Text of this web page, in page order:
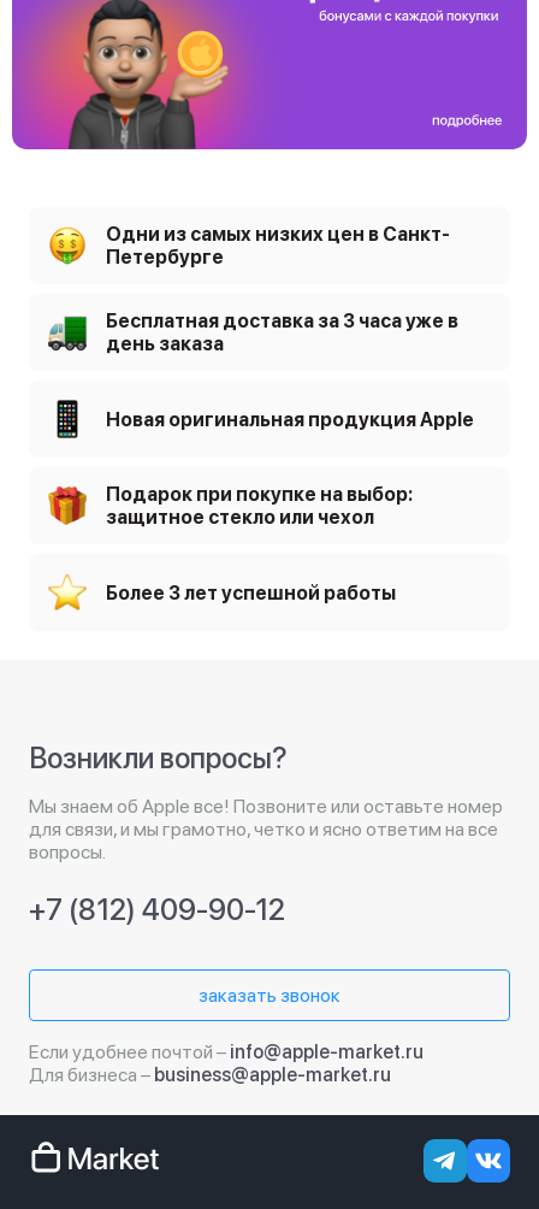
Одни из самых низких цен в Санкт-
Петербурге
Бесплатная доставка за 3 часа уже в
день заказа
Новая оригинальная продукция Apple
Подарок при покупке на выбор:
защитное стекло или чехол
Более 3 лет успешной работы
Возникли вопросы?
Мы знаем об Apple все! Позвоните или оставьте номер
для связи, и мы грамотно, четко и ясно ответим на все
вопросы.
+7 (812) 409-90-12
заказать звонок
Если удобнее почтой – info@apple-market.ru
Для бизнеса – business@apple-market.ru